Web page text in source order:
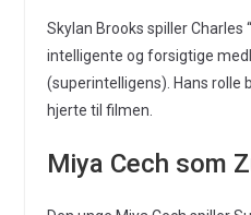
Skylan Brooks spiller Charles
intelligente og forsigtige
(superintelligens). Hans rolle
hjerte til filmen.
Miya Cech som